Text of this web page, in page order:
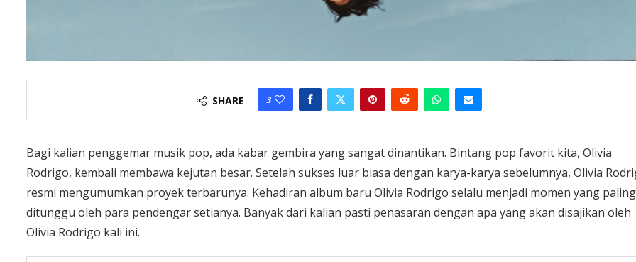
SHARE 3
Bagi kalian penggemar musik pop, ada kabar gembira yang sangat dinantikan. Bintang pop favorit kita, Olivia
Rodrigo, kembali membawa kejutan besar. Setelah sukses luar biasa dengan karya-karya sebelumnya, Olivia
resmi mengumumkan proyek terbarunya. Kehadiran album baru Olivia Rodrigo selalu menjadi momen yang paling
ditunggu oleh para pendengar setianya. Banyak dari kalian pasti penasaran dengan apa yang akan disajikan oleh
Olivia Rodrigo kali ini.